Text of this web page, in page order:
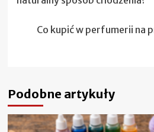
Co kupić w perfumerii na
Podobne artykuły